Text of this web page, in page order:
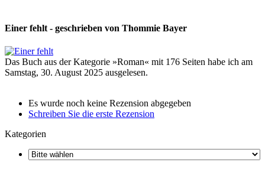
Einer fehlt - geschrieben von Thommie Bayer
Das Buch aus der Kategorie »Roman« mit 176 Seiten habe ich am
Samstag, 30. August 2025 ausgelesen.
Es wurde noch keine Rezension abgegeben
Schreiben Sie die erste Rezension
Kategorien